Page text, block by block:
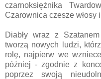
czarnoksiężnika
Czarownica czesze włosy
Diabły wraz z
tworzą nowych ludzi,
rolę, najpierw we
później - zgodnie z
poprzez swoją